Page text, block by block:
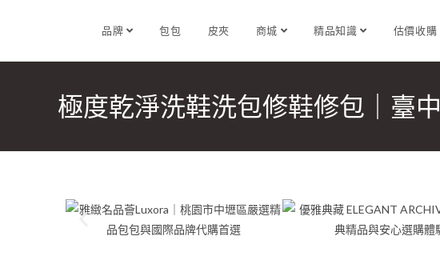
品牌 包包 皮夾 商城 精品知識 估價收購
極度乾淨洗鞋洗包修鞋修包｜臺